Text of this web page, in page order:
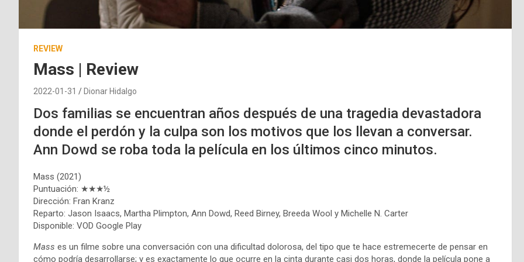
REVIEW
Mass | Review
2022-01-31 Dionar Hidalgo
Dos familias se encuentran años después de una tragedia devastadora
donde el perdón y la culpa son los motivos que los llevan a conversar.
Ann Dowd se roba toda la película en los últimos cinco minutos.
Mass (2021)
Puntuación: ★★★½
Dirección: Fran Kranz
Reparto: Jason Isaacs, Martha Plimpton, Ann Dowd, Reed Birney, Breeda Wool y Michelle N. Carter
Disponible: VOD Google Play
Mass es un filme sobre una conversación con una dificultad dolorosa, del tipo que te hace estremecerte de pensar en
cómo podría desarrollarse; y es exactamente lo que ocurre en la cinta durante casi dos horas, donde la película pone a